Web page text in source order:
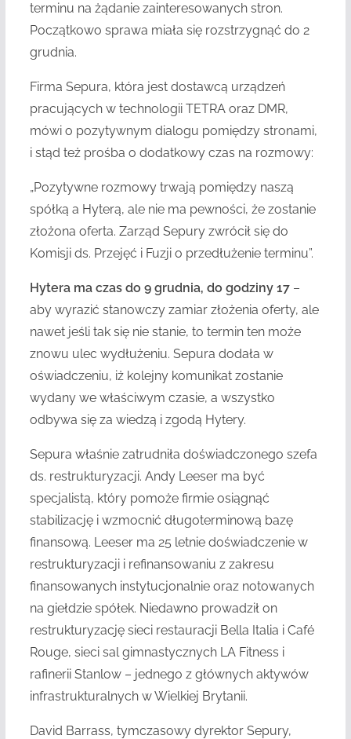
terminu na żądanie zainteresowanych stron.
Początkowo sprawa miała się rozstrzygnąć do 2
grudnia.
Firma Sepura, która jest dostawcą urządzeń
pracujących w technologii TETRA oraz DMR,
mówi o pozytywnym dialogu pomiędzy stronami,
i stąd też prośba o dodatkowy czas na rozmowy:
„Pozytywne rozmowy trwają pomiędzy naszą
spółką a Hyterą, ale nie ma pewności, że zostanie
złożona oferta. Zarząd Sepury zwrócił się do
Komisji ds. Przejęć i Fuzji o przedłużenie terminu”.
Hytera ma czas do 9 grudnia, do godziny 17 –
aby wyrazić stanowczy zamiar złożenia oferty, ale
nawet jeśli tak się nie stanie, to termin ten może
znowu ulec wydłużeniu. Sepura dodała w
oświadczeniu, iż kolejny komunikat zostanie
wydany we właściwym czasie, a wszystko
odbywa się za wiedzą i zgodą Hytery.
Sepura właśnie zatrudniła doświadczonego szefa
ds. restrukturyzacji. Andy Leeser ma być
specjalistą, który pomoże firmie osiągnąć
stabilizację i wzmocnić długoterminową bazę
finansową. Leeser ma 25 letnie doświadczenie w
restrukturyzacji i refinansowaniu z zakresu
finansowanych instytucjonalnie oraz notowanych
na giełdzie spółek. Niedawno prowadził on
restrukturyzację sieci restauracji Bella Italia i Café
Rouge, sieci sal gimnastycznych LA Fitness i
rafinerii Stanlow – jednego z głównych aktywów
infrastrukturalnych w Wielkiej Brytanii.
David Barrass, tymczasowy dyrektor Sepury,